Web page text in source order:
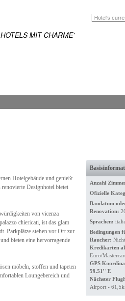
MIT CHARME’
Hotelgebäude und genießt
Designhotel bietet
von vicenza
chiericati, ist das glam
Parkplätze stehen vor Ort zur
bieten eine hervorragende
möbeln, stoffen und tapeten
Loungebereich und
Anzahl
Ofizielle
Baudatum
Renovation:
Sprachen:
Bedingungen
Raucher:
Kredikarten
Euro/
GPS
59.51'' E
Nächster
Airport -